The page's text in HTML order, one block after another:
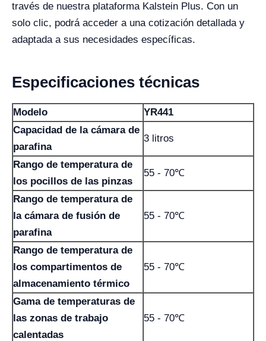
través de nuestra plataforma Kalstein Plus. Con un
solo clic, podrá acceder a una cotización detallada y
adaptada a sus necesidades específicas.
Especificaciones técnicas
Modelo
YR441
Capacidad de la cámara de
parafina
3 litros
Rango de temperatura de
los pocillos de las pinzas
55 - 70℃
Rango de temperatura de
la cámara de fusión de
parafina
55 - 70℃
Rango de temperatura de
los compartimentos de
almacenamiento térmico
55 - 70℃
Gama de temperaturas de
las zonas de trabajo
calentadas
55 - 70℃